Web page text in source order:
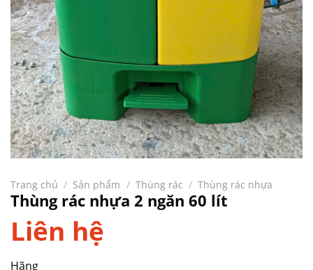
Trang chủ / Sản phẩm / Thùng rác / Thùng rác nhựa
Thùng rác nhựa 2 ngăn 60 lít
Liên hệ
Hãng